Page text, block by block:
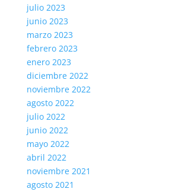
julio 2023
junio 2023
marzo 2023
febrero 2023
enero 2023
diciembre 2022
noviembre 2022
agosto 2022
julio 2022
junio 2022
mayo 2022
abril 2022
noviembre 2021
agosto 2021